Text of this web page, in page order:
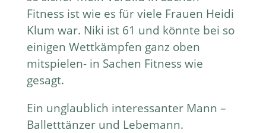
Fitness ist wie es für viele Frauen Heidi
Klum war. Niki ist 61 und könnte bei so
einigen Wettkämpfen ganz oben
mitspielen- in Sachen Fitness wie
gesagt.
Ein unglaublich interessanter Mann –
Balletttänzer und Lebemann.